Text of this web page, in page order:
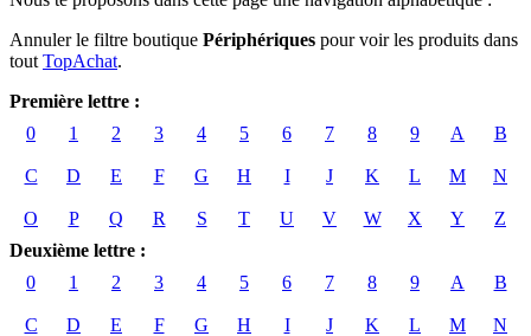
Annuler le filtre boutique Périphériques pour voir les produits dans
tout TopAchat.
Première lettre :
0
1 2 3 4 5 6 7 8 9 A B
C D E F G H I J K L M N
O P Q R S T U V W X Y
Z
Deuxième lettre :
0
1 2 3 4 5 6 7 8 9 A B
C D E F G H I J K L M N